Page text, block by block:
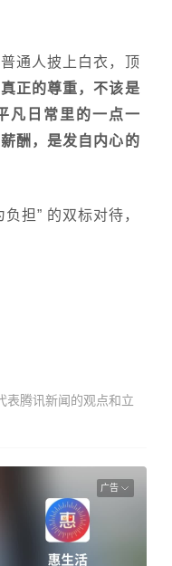
通人披上白衣，顶
正的尊重，不该是
凡日常里的一点一
酬，是发自内心的
担” 的双标对待，
表腾讯新闻的观点和立
广告